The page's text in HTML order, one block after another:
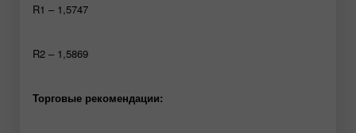
R1 – 1,5747
R2 – 1,5869
Торговые рекомендации: